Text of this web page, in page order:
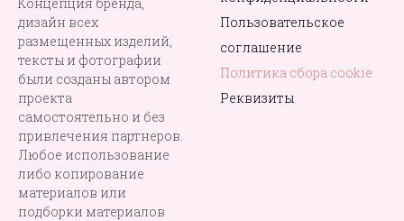
дизайн всех
размещенных изделий,
тексты и фотографии
были созданы автором
проекта
самостоятельно и без
привлечения партнеров.
Любое использование
либо копирование
материалов или
подборки материалов
Пользовательское
соглашение
Политика сбора cookie
Реквизиты